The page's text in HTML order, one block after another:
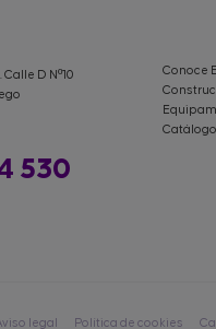
D Nº10
530
Conoce
legal Política de cookies